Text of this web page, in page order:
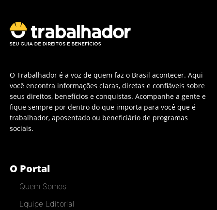
O Trabalhador é a voz de quem faz o Brasil acontecer. Aqui
você encontra informações claras, diretas e confiáveis sobre
seus direitos, benefícios e conquistas. Acompanhe a gente e
fique sempre por dentro do que importa para você que é
trabalhador, aposentado ou beneficiário de programas
sociais.
O Portal
Quem Somos
Equipe Editorial